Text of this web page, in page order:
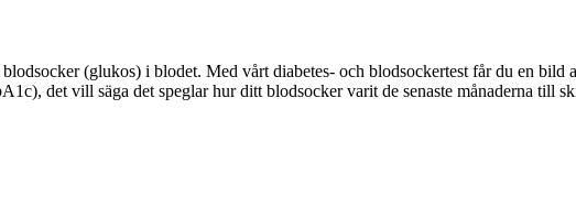
(glukos) i blodet. Med vårt diabetes- och blodsockertest får du en
det vill säga det speglar hur ditt blodsocker varit de senaste månaderna till